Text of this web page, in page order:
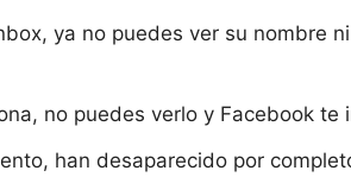
ya no puedes ver su nombre
no puedes verlo y Facebook
han desaparecido por